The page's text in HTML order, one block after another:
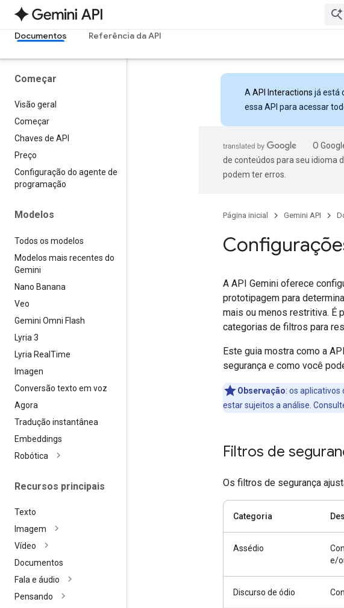
Documentos Referência da API
Começar
Visão geral
Começar
Chaves de API
Preço
Configuração do agente de
programação
Modelos
Todos os modelos
Modelos mais recentes do
Gemini
Nano Banana
Veo
Gemini Omni Flash
Lyria 3
Lyria Real Time
Imagen
Conversão texto em voz
Agora
Tradução instantânea
Embeddings
Robótica
Recursos principais
Texto
Imagem
Vídeo
Documentos
Fala e áudio
Pensando
A API Interactions já está
essa API para acessar
O
de conteúdos para seu idioma
podem ter erros.
Página inicial Gemini API
A API Gemini oferece
prototipagem para
mais ou menos restritiva. É
categorias de filtros para
Este guia mostra como a
segurança e como você
Observação: os aplicativos
estar sujeitos a análise.
Filtros de
Os filtros de segurança
Categoria
Assédio
e/
Discurso de ódio